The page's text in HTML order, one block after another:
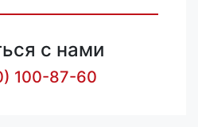
с нами
100-87-60